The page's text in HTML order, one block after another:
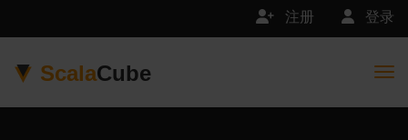
登录
注册
ScalaCube